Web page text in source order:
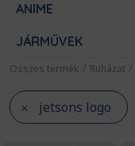
ANIME
JÁRMŰVEK
Összes termék / Ruházat /
jetsons logo